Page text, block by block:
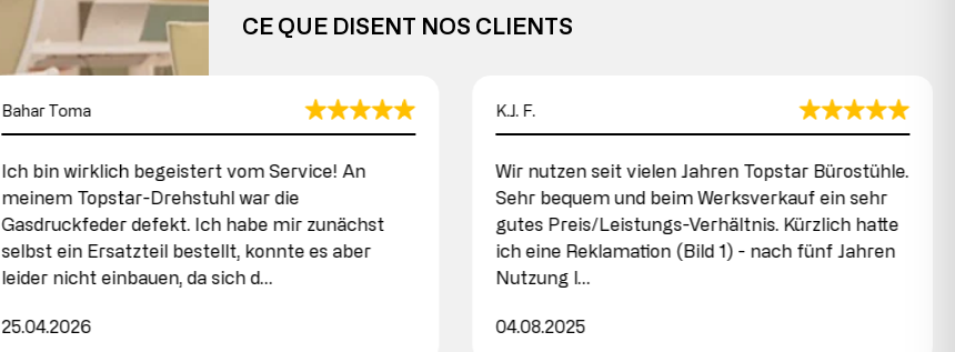
CE QUE DISENT NOS CLIENTS
Bahar Toma
Ich bin wirklich begeistert vom Service! An
meinem Topstar-Drehstuhl war die
Gasdruckfeder defekt. Ich habe mir zunächst
selbst ein Ersatzteil bestellt, konnte es aber
leider nicht einbauen, da sich d…
25.04.2026
K.J. F.
Wir nutzen seit vielen Jahren Topstar Bürostühle.
Sehr bequem und beim Werksverkauf ein sehr
gutes Preis/Leistungs-Verhältnis. Kürzlich hatte
ich eine Reklamation (Bild 1) - nach fünf Jahren
Nutzung l…
04.08.2025